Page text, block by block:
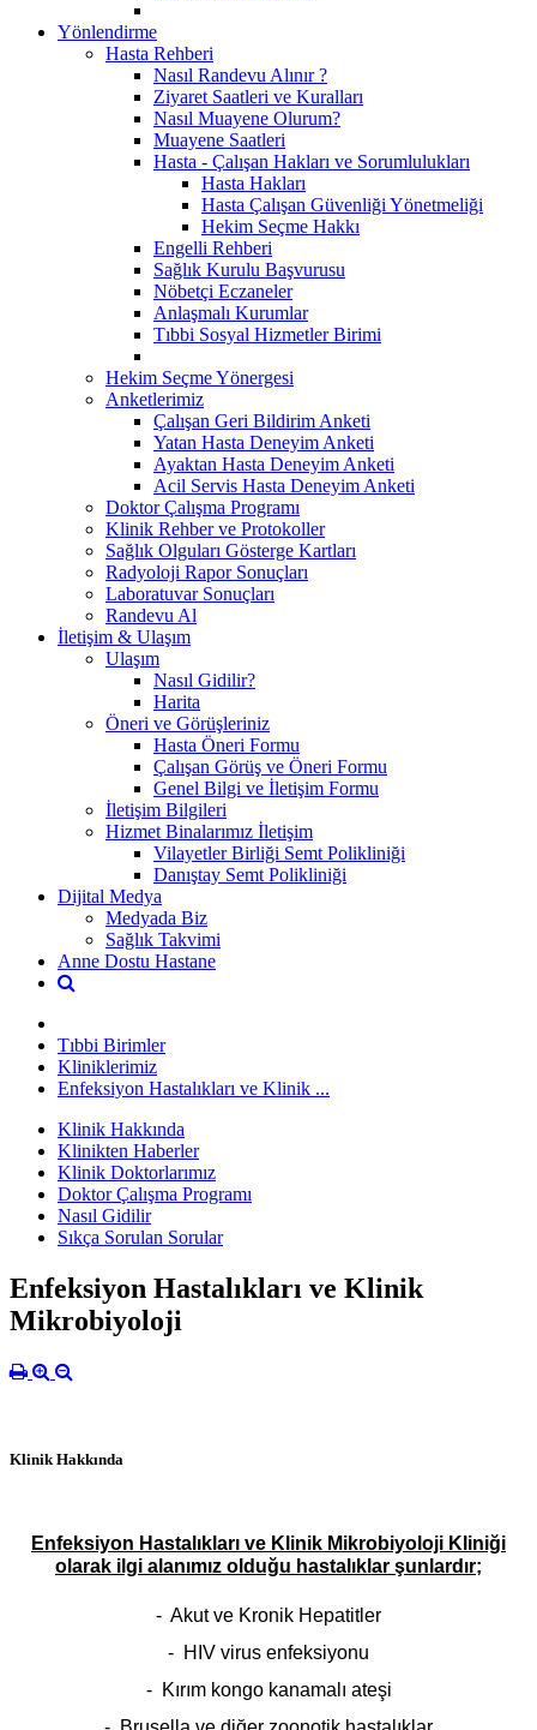
Yönlendirme
Hasta Rehberi
Nasıl Randevu Alınır ?
Ziyaret Saatleri ve Kuralları
Nasıl Muayene Olurum?
Muayene Saatleri
Hasta - Çalışan Hakları ve Sorumlulukları
Hasta Hakları
Hasta Çalışan Güvenliği Yönetmeliği
Hekim Seçme Hakkı
Engelli Rehberi
Sağlık Kurulu Başvurusu
Nöbetçi Eczaneler
Anlaşmalı Kurumlar
Tıbbi Sosyal Hizmetler Birimi
Hekim Seçme Yönergesi
Anketlerimiz
Çalışan Geri Bildirim Anketi
Yatan Hasta Deneyim Anketi
Ayaktan Hasta Deneyim Anketi
Acil Servis Hasta Deneyim Anketi
Doktor Çalışma Programı
Klinik Rehber ve Protokoller
Sağlık Olguları Gösterge Kartları
Radyoloji Rapor Sonuçları
Laboratuvar Sonuçları
Randevu Al
İletişim & Ulaşım
Ulaşım
Nasıl Gidilir?
Harita
Öneri ve Görüşleriniz
Hasta Öneri Formu
Çalışan Görüş ve Öneri Formu
Genel Bilgi ve İletişim Formu
İletişim Bilgileri
Hizmet Binalarımız İletişim
Vilayetler Birliği Semt Polikliniği
Danıştay Semt Polikliniği
Dijital Medya
Medyada Biz
Sağlık Takvimi
Anne Dostu Hastane
Tıbbi Birimler
Kliniklerimiz
Enfeksiyon Hastalıkları ve Klinik ...
Klinik Hakkında
Klinikten Haberler
Klinik Doktorlarımız
Doktor Çalışma Programı
Nasıl Gidilir
Sıkça Sorulan Sorular
Enfeksiyon Hastalıkları ve Klinik
Mikrobiyoloji
Klinik Hakkında
Enfeksiyon Hastalıkları ve Klinik Mikrobiyoloji Kliniği
olarak ilgi al anımız olduğu hastalıklar şunlardır;
- Akut ve Kronik Hepatitler
- HIV virus enfeksiyonu
- Kırım kongo kanamalı ateşi